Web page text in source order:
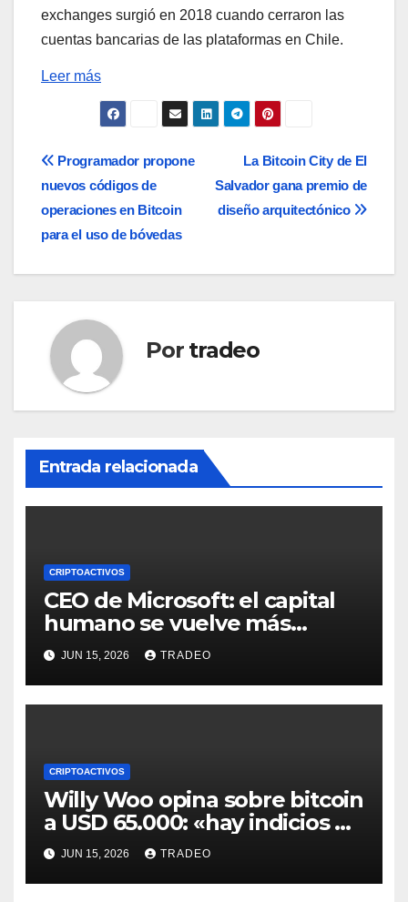
exchanges surgió en 2018 cuando cerraron las
cuentas bancarias de las plataformas en Chile.
Leer más
Navegación
de
entradas
La Bitcoin City de El
Salvador gana premio de
diseño arquitectónico
Programador propone
nuevos códigos de
operaciones en Bitcoin
para el uso de bóvedas
Por tradeo
Entrada relacionada
CRIPTOACTIVOS
CEO de Microsoft: el capital
humano se vuelve más
valioso a medida que crece la
IA
JUN 15, 2026 TRADEO
CRIPTOACTIVOS
Willy Woo opina sobre bitcoin
a USD 65.000: «hay indicios de
posible divergencia alcista»
JUN 15, 2026 TRADEO